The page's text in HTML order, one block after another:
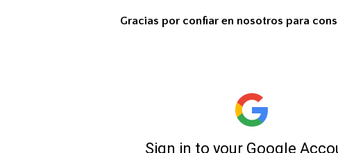
Gracias por confiar en nosotros para